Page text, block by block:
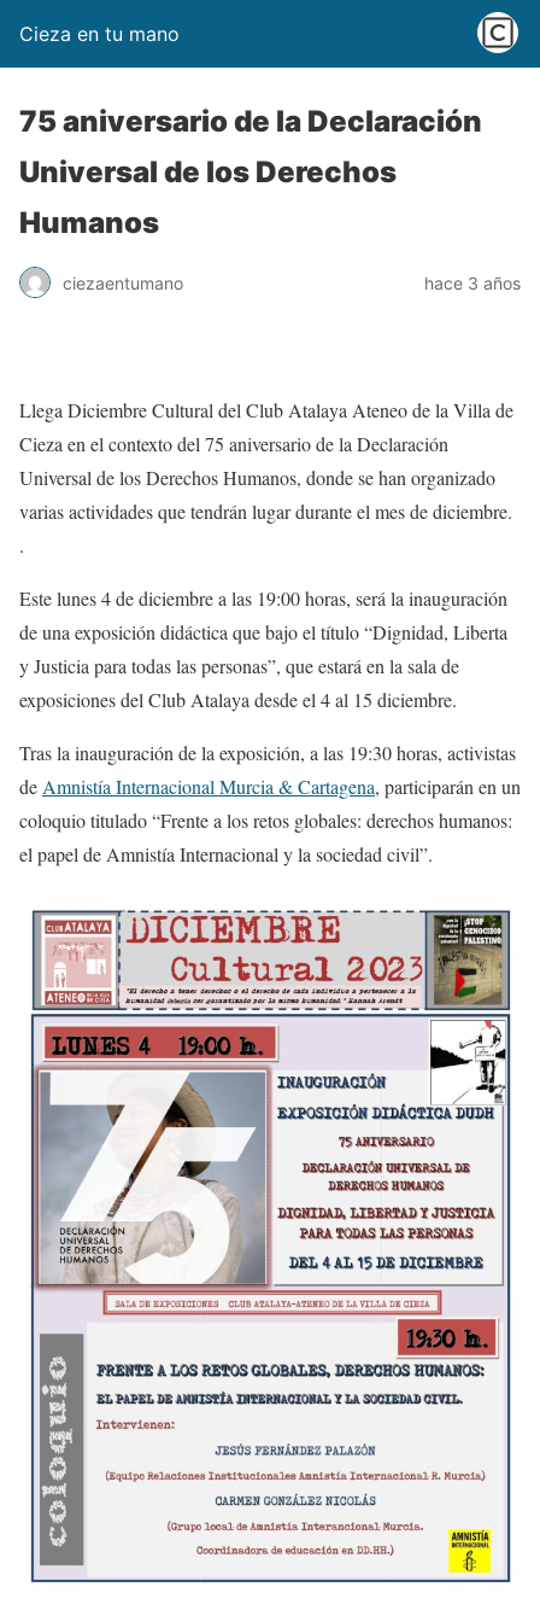
Cieza en tu mano
75 aniversario de la Declaración
Universal de los Derechos
Humanos
ciezaentumano hace 3 años
Llega Diciembre Cultural del Club Atalaya Ateneo de la Villa de
Cieza en el contexto del 75 aniversario de la Declaración
Universal de los Derechos Humanos, donde se han organizado
varias actividades que tendrán lugar durante el mes de diciembre.
.
Este lunes 4 de diciembre a las 19:00 horas, será la inauguración
de una exposición didáctica que bajo el título “Dignidad, Liberta
y Justicia para todas las personas”, que estará en la sala de
exposiciones del Club Atalaya desde el 4 al 15 diciembre.
Tras la inauguración de la exposición, a las 19:30 horas, activistas
de Amnistía Internacional Murcia & Cartagena, participarán en un
coloquio titulado “Frente a los retos globales: derechos humanos:
el papel de Amnistía Internacional y la sociedad civil”.